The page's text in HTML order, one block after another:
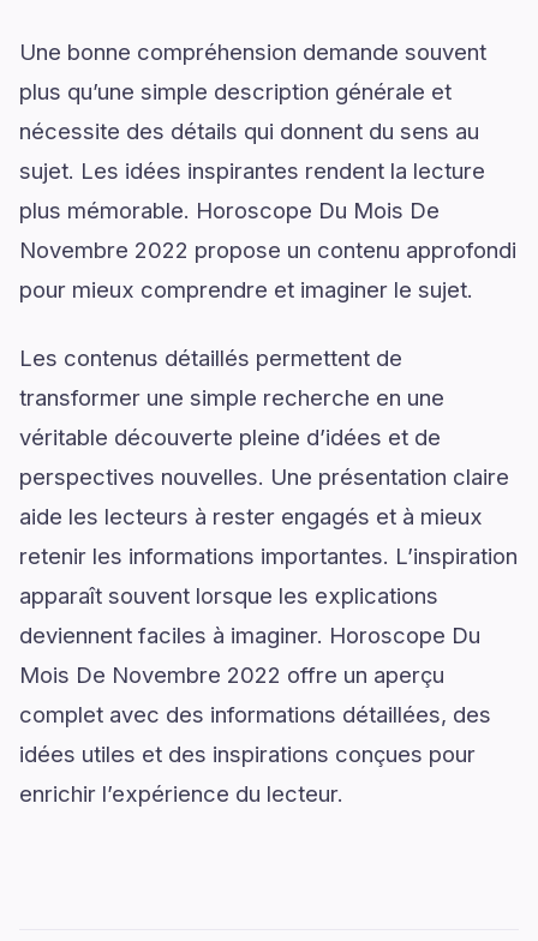
Une bonne compréhension demande souvent
plus qu’une simple description générale et
nécessite des détails qui donnent du sens au
sujet. Les idées inspirantes rendent la lecture
plus mémorable. Horoscope Du Mois De
Novembre 2022 propose un contenu approfondi
pour mieux comprendre et imaginer le sujet.
Les contenus détaillés permettent de
transformer une simple recherche en une
véritable découverte pleine d’idées et de
perspectives nouvelles. Une présentation claire
aide les lecteurs à rester engagés et à mieux
retenir les informations importantes. L’inspiration
apparaît souvent lorsque les explications
deviennent faciles à imaginer. Horoscope Du
Mois De Novembre 2022 offre un aperçu
complet avec des informations détaillées, des
idées utiles et des inspirations conçues pour
enrichir l’expérience du lecteur.